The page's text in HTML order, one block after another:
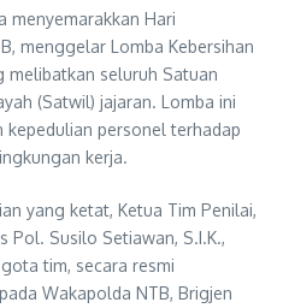
menyemarakkan Hari
menggelar Lomba Kebersihan
melibatkan seluruh Satuan
(Satwil) jajaran. Lomba ini
personel terhadap
kerja.
yang ketat, Ketua Tim Penilai,
Pol. Susilo Setiawan, S.I.K.,
tim, secara resmi
Wakapolda NTB, Brigjen